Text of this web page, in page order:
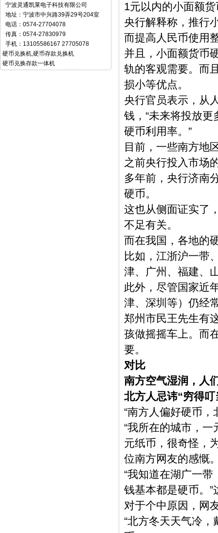
宁波灵通凯莱电子科技有限公司
地址：宁波市中兴路39弄29号204室
电话：0574-27704078
传真：0574-27830979
手机：13105586167 27705078
硬币兑换机,硬币存款兑换机
硬币兑换存款一体机
1元以内的小面额
央行解释称，推行
而提高人民币使用
并且，小面额货币
轨的客观需要。而
损小等优点。
央行官员表示，从
钱，“未来将投放
硬币利用率。”
目前，一些南方地
之前央行投入市场
多年前，央行济南
硬币。
这也从侧面证实了
不足有关。
而在我国，各地的
比如，江浙沪一带
津、广州、福建、
此外，尽管国家近
津、深圳等）仍经
郑州市民王先生有
孩做摇摇车上。而
要。
对比
南方空气湿润，人
北方人忌讳“穷得
“南方人偏好硬币，
“我所在的城市，
元纸币，很奇怪，
位南方网友的感慨
“我知道在湖广一
钱基本都是硬币。
对于个中原因，网
“北方冬天天气冷